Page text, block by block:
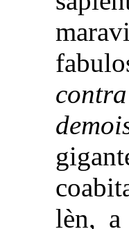
lèn, a